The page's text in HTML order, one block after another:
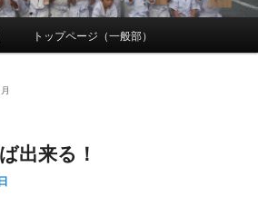
トップページ（一般部）
出来る！